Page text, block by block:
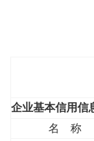
企业基本信用信
名 称